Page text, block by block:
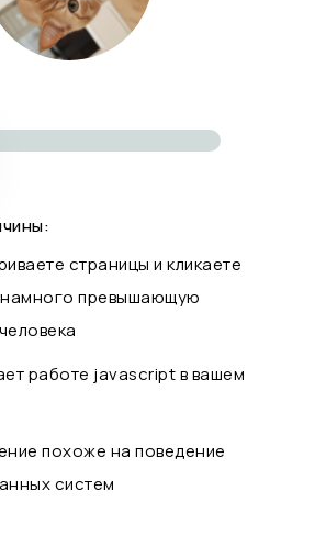
страницы и кликаете
превышающую
работе javascript в вашем
похоже на поведение
систем